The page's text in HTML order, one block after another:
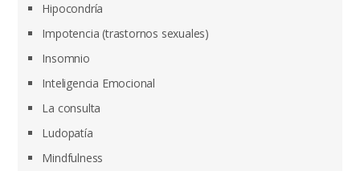
Hipocondría
Impotencia (trastornos sexuales)
Insomnio
Inteligencia Emocional
La consulta
Ludopatía
Mindfulness